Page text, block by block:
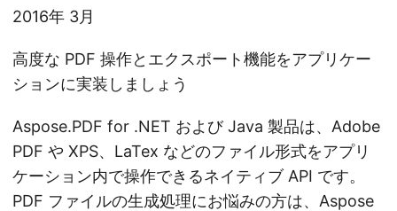
2016年 3月
高度な PDF 操作とエクスポート機能をアプリケー
ションに実装しましょう
Aspose.PDF for .NET および Java 製品は、Adobe
PDF や XPS、LaTex などのファイル形式をアプリ
ケーション内で操作できるネイティブ API です。
PDF ファイルの生成処理にお悩みの方は、Aspose